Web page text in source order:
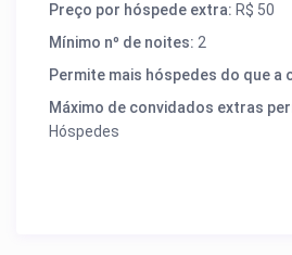
Preço por hóspede extra: R$ 50
Mínimo nº de noites: 2
Permite mais hóspedes do que a
Máximo de convidados extras
Hóspedes